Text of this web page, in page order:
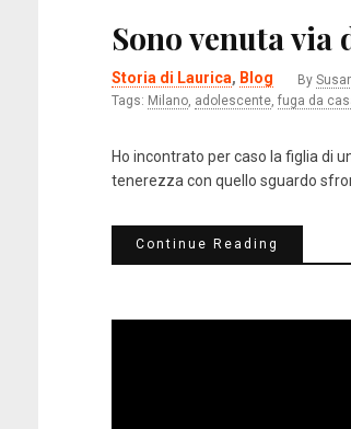
Sono venuta via
Storia di Laurica, Blog By
Tags: Milano, adolescente, fuga da
Ho incontrato per caso la figlia di
tenerezza con quello sguardo
Continue Reading